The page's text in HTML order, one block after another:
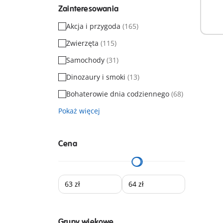
Zainteresowania
Akcja i przygoda (165)
Zwierzęta (115)
Samochody (31)
Dinozaury i smoki (13)
Bohaterowie dnia codziennego (68)
Pokaż więcej
Cena